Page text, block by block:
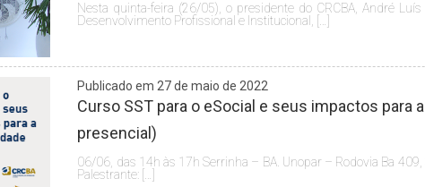
Nesta quinta-feira (26/05), o presidente do CRCBA, André
Desenvolvimento Profissional e Institucional, […]
Publicado em 27 de maio de 2022
Curso SST para o eSocial e seus impactos para
presencial)
06/06, das 14h às 17h Serrinha – BA. Unopar – Rodovia Ba
Palestrante: […]